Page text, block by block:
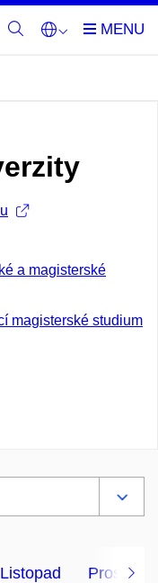
a magisterské
magisterské studium
Listopad Prosinec